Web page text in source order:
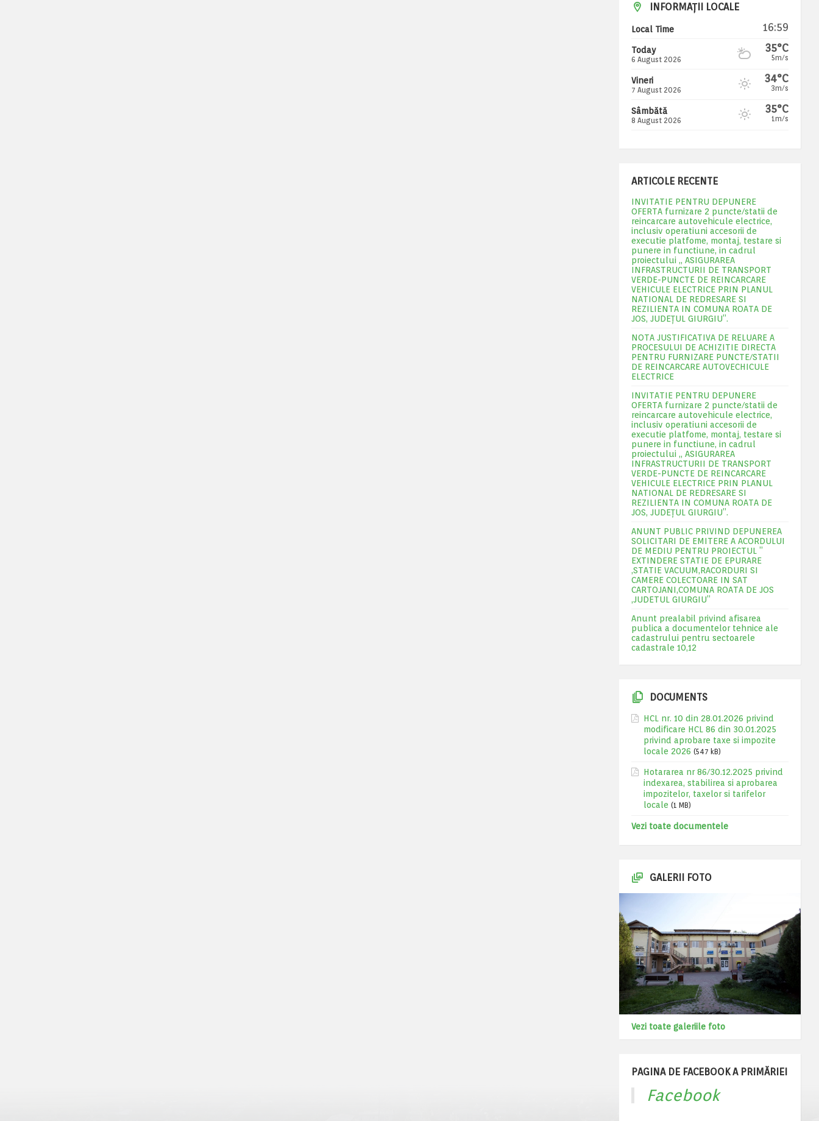
INFORMAȚII LOCALE
Local Time 16:59
Today
6 August 2026
35°C
5m/s
Vineri
7 August 2026
34°C
3m/s
Sâmbătă
8 August 2026
35°C
1m/s
ARTICOLE RECENTE
INVITATIE PENTRU DEPUNERE
OFERTA furnizare 2 puncte/statii de
reincarcare autovehicule electrice,
inclusiv operatiuni accesorii de
executie platfome, montaj, testare si
punere in functiune, in cadrul
proiectului „ ASIGURAREA
INFRASTRUCTURII DE TRANSPORT
VERDE-PUNCTE DE REINCARCARE
VEHICULE ELECTRICE PRIN PLANUL
NATIONAL DE REDRESARE SI
REZILIENTA IN COMUNA ROATA DE
JOS, JUDEŢUL GIURGIU”.
NOTA JUSTIFICATIVA DE RELUARE A
PROCESULUI DE ACHIZITIE DIRECTA
PENTRU FURNIZARE PUNCTE/STATII
DE REINCARCARE AUTOVECHICULE
ELECTRICE
INVITATIE PENTRU DEPUNERE
OFERTA furnizare 2 puncte/statii de
reincarcare autovehicule electrice,
inclusiv operatiuni accesorii de
executie platfome, montaj, testare si
punere in functiune, in cadrul
proiectului „ ASIGURAREA
INFRASTRUCTURII DE TRANSPORT
VERDE-PUNCTE DE REINCARCARE
VEHICULE ELECTRICE PRIN PLANUL
NATIONAL DE REDRESARE SI
REZILIENTA IN COMUNA ROATA DE
JOS, JUDEŢUL GIURGIU”.
ANUNT PUBLIC PRIVIND DEPUNEREA
SOLICITARI DE EMITERE A ACORDULUI
DE MEDIU PENTRU PROIECTUL ”
EXTINDERE STATIE DE EPURARE
,STATIE VACUUM,RACORDURI SI
CAMERE COLECTOARE IN SAT
CARTOJANI,COMUNA ROATA DE JOS
,JUDETUL GIURGIU”
Anunt prealabil privind afisarea
publica a documentelor tehnice ale
cadastrului pentru sectoarele
cadastrale 10,12
DOCUMENTS
HCL nr. 10 din 28.01.2026 privind
modificare HCL 86 din 30.01.2025
privind aprobare taxe si impozite
locale 2026 (547 kB)
Hotararea nr 86/30.12.2025 privind
indexarea, stabilirea si aprobarea
impozitelor, taxelor si tarifelor
locale (1 MB)
Vezi toate documentele
GALERII FOTO
Vezi toate galeriile foto
PAGINA DE FACEBOOK A PRIMĂRIEI
Facebook